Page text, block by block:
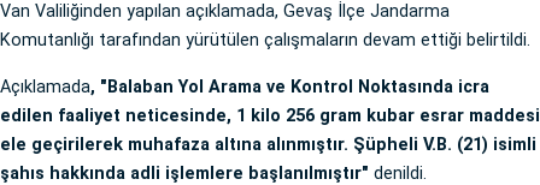
Van Valiliğinden yapılan açıklamada, Gevaş İlçe Jandarma
Komutanlığı tarafından yürütülen çalışmaların devam ettiği belirtildi.
Açıklamada, "Balaban Yol Arama ve Kontrol Noktasında icra
edilen faaliyet neticesinde, 1 kilo 256 gram kubar esrar maddesi
ele geçirilerek muhafaza altına alınmıştır. Şüpheli V.B. (21) isimli
şahıs hakkında adli işlemlere başlanılmıştır" denildi.